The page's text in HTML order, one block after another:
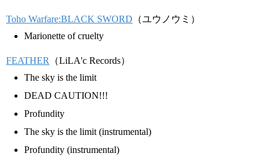
Toho Warfare:BLACK SWORD （ユウノウミ）
Marionette of cruelty
FEATHER
（LiLA'c Records）
The sky is the limit
DEAD CAUTION!!!
Profundity
The sky is the limit (instrumental)
Profundity (instrumental)